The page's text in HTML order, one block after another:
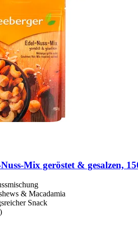
​Mix geröstet & gesalzen,
& Macadamia
Snack